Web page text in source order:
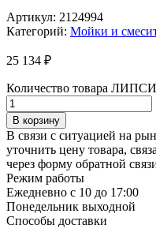
Артикул: 2124994
Категорий: Мойки и
25 134 ₽
Количество товара
В корзину
В связи с ситуацией на
уточнить цену товара,
через форму обратной
Режим работы
Ежедневно с 10 до 17:00
Понедельник выходной
Способы доставки